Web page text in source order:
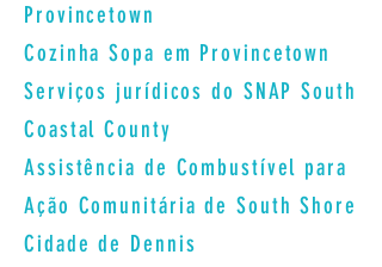
Provincetown
Cozinha Sopa em Provincetown
Serviços jurídicos do SNAP South
Coastal County
Assistência de Combustível para
Ação Comunitária de South Shore
Cidade de Dennis